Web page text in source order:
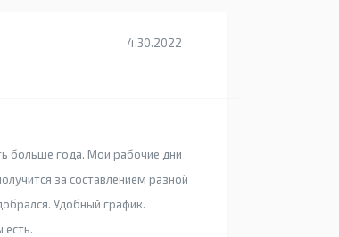
4.30.2022
больше года. Мои рабочие дни
за составлением разной
Удобный график.
есть.